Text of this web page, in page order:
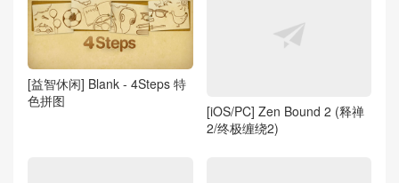
[益智休闲] Blank - 4Steps 特
色拼图
[iOS/PC] Zen Bound 2 (释禅
2/终极缠绕2)